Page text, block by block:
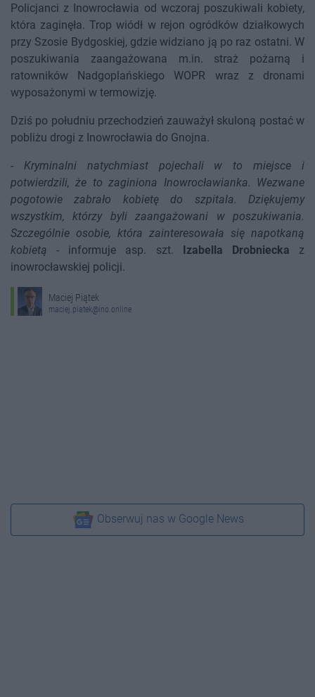
Policjanci z Inowrocławia od wczoraj poszukiwali kobiety,
która zaginęła. Trop wiódł w rejon ogródków działkowych
przy Szosie Bydgoskiej, gdzie widziano ją po raz ostatni. W
poszukiwania zaangażowana m.in. straż pożarną i
ratowników Nadgoplańskiego WOPR wraz z dronami
wyposażonymi w termowizję.
Dziś po południu przechodzień zauważył skuloną postać w
pobliżu drogi z Inowrocławia do Gnojna.
- Kryminalni natychmiast pojechali w to miejsce i
potwierdzili, że to zaginiona Inowrocławianka. Wezwane
pogotowie zabrało kobietę do szpitala. Dziękujemy
wszystkim, którzy byli zaangażowani w poszukiwania.
Szczególnie osobie, która zainteresowała się napotkaną
kobietą - informuje asp. szt. Izabella Drobniecka z
inowrocławskiej policji.
Maciej Piątek
maciej.piatek@ino.online
Obserwuj nas w Google News